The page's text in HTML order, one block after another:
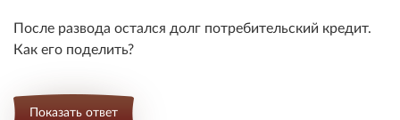
После развода остался долг потребительский кредит.
Как его поделить?
Показать ответ